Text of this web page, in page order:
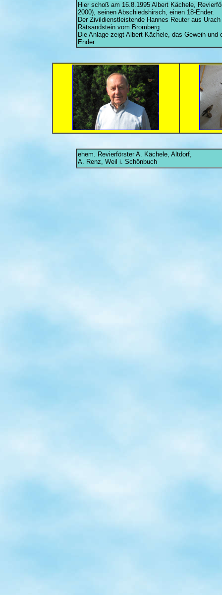
Hier schoß am 16.8.1995 Albert Kächele,
2000), seinen Abschiedshirsch, einen 18-Ender.
Der Zivildienstleistende Hannes Reuter aus
Rätsandstein vom Bromberg.
Die Anlage zeigt Albert Kächele, das Geweih
Ender.
ehem. Revierförster A. Kächele, Altdorf,
A. Renz, Weil i. Schönbuch